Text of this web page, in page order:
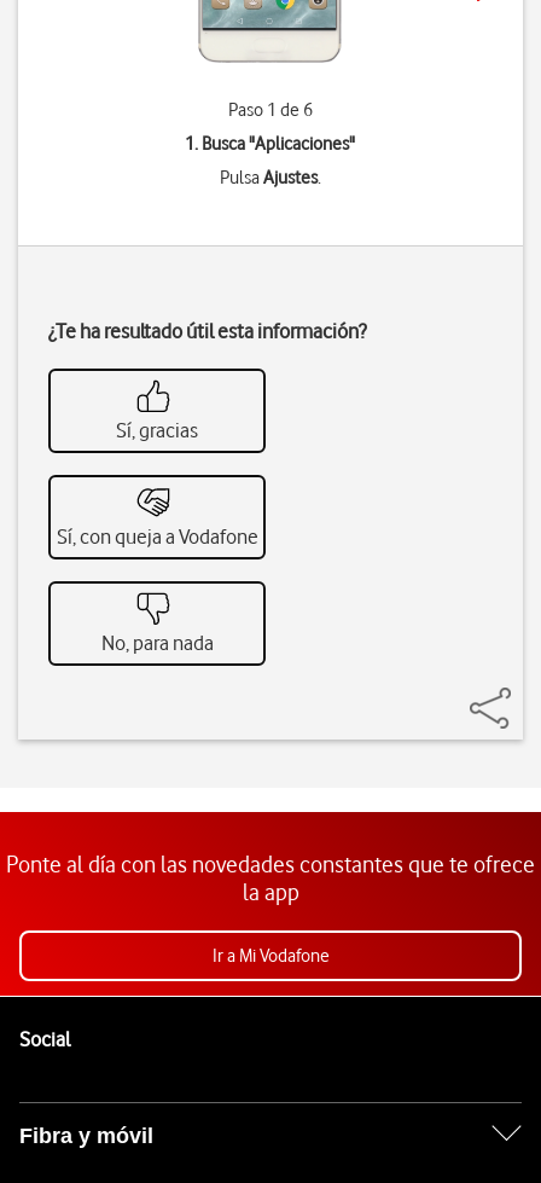
Paso 1 de 6
1. Busca "Aplicaciones"
PulsaAjustes.
¿Te ha resultado útil esta información?
Sí, gracias
Sí, con queja a Vodafone
No, para nada
Ponte al día con las novedades constantes que te ofrece
la app
Ir a Mi Vodafone
SocialEnlaces a las redes sociales de Vodafone
Fibra y móvil